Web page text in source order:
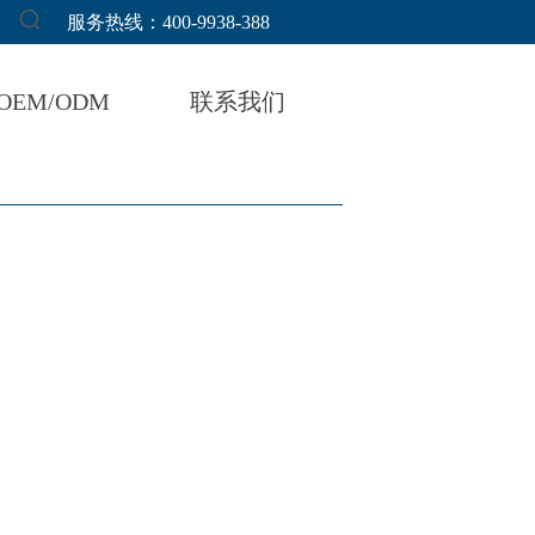
服务热线：400-9938-388
ODM 联系我们